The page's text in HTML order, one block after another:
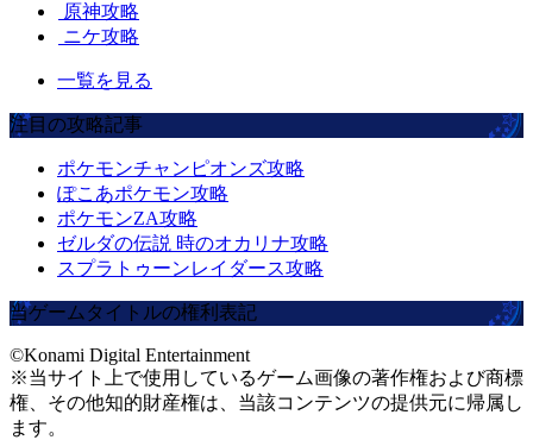
原神攻略
ニケ攻略
一覧を見る
注目の攻略記事
ポケモンチャンピオンズ攻略
ぽこあポケモン攻略
ポケモンZA攻略
ゼルダの伝説 時のオカリナ攻略
スプラトゥーンレイダース攻略
当ゲームタイトルの権利表記
©Konami Digital Entertainment
※当サイト上で使用しているゲーム画像の著作権および商標
権、その他知的財産権は、当該コンテンツの提供元に帰属し
ます。